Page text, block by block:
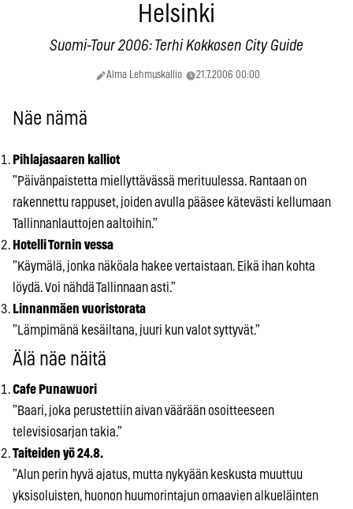
Helsinki
Suomi-Tour 2006: Terhi Kokkosen City Guide
Alma Lehmuskallio 21.7.2006 00:00
Näe nämä
Pihlajasaaren kalliot
”Päivänpaistetta miellyttävässä merituulessa. Rantaan on
rakennettu rappuset, joiden avulla pääsee kätevästi kellumaan
Tallinnanlauttojen aaltoihin.”
Hotelli Tornin vessa
”Käymälä, jonka näköala hakee vertaistaan. Eikä ihan kohta
löydä. Voi nähdä Tallinnaan asti.”
Linnanmäen vuoristorata
”Lämpimänä kesäiltana, juuri kun valot syttyvät.”
Älä näe näitä
Cafe Punawuori
”Baari, joka perustettiin aivan väärään osoitteeseen
televisiosarjan takia.”
Taiteiden yö 24.8.
”Alun perin hyvä ajatus, mutta nykyään keskusta muuttuu
yksisoluisten, huonon huumorintajun omaavien alkueläinten